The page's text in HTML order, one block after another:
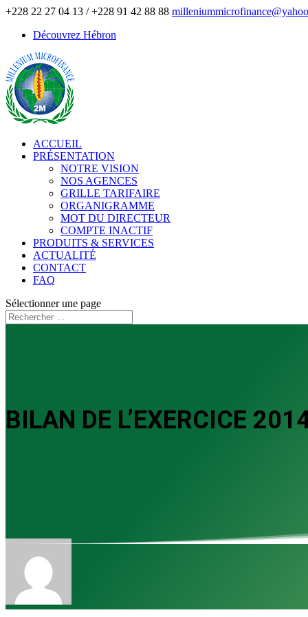
+228 22 27 04 13 / +228 91 42 88 88
Découvrez Hébron
ACCUEIL
PRÉSENTATION
NOTRE VISION
NOS AGENCES
GRILLE TARIFAIRE
ORGANIGRAMME
MOT DU DIRECTEUR
COMPTE INACTIF
PRODUITS & SERVICES
ACTUALITÉ
CONTACT
FAQ
Sélectionner une page
BILAN DE L’EXERCICE